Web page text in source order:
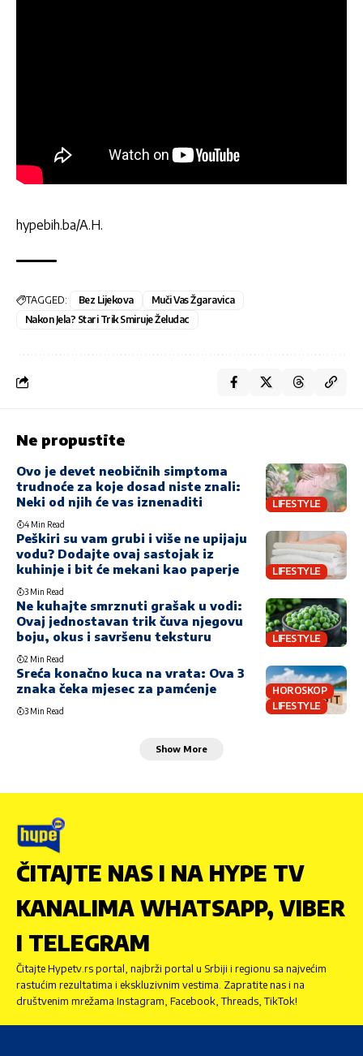
hypebih.ba/A.H.
TAGGED: Bez Lijekova
Muči Vas Žgaravica
Nakon Jela? Stari Trik Smiruje Želudac
Ne propustite
LIFESTYLE
Ovo je devet neobičnih simptoma
trudnoće za koje dosad niste znali:
Neki od njih će vas iznenaditi
4 Min Read
LIFESTYLE
Peškiri su vam grubi i više ne upijaju
vodu? Dodajte ovaj sastojak iz
kuhinje i bit će mekani kao paperje
3 Min Read
LIFESTYLE
Ne kuhajte smrznuti grašak u vodi:
Ovaj jednostavan trik čuva njegovu
boju, okus i savršenu teksturu
2 Min Read
HOROSKOP
LIFESTYLE
Sreća konačno kuca na vrata: Ova 3
znaka čeka mjesec za pamćenje
3 Min Read
Show More
ČITAJTE NAS I NA HYPE TV
KANALIMA WHATSAPP, VIBER
I TELEGRAM
Čitajte Hypetv.rs portal, najbrži portal u Srbiji i regionu sa najvećim
rastućim rezultatima i ekskluzivnim vestima. Zapratite nas i na
društvenim mrežama Instagram, Facebook, Threads, TikTok!